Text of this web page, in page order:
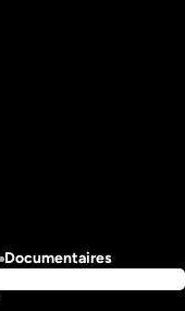
Documentaires